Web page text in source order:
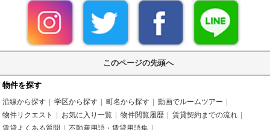
このページの先頭へ
物件を探す
沿線から探す 学区から探す 町名から探す
動画でルームツアー
物件リクエスト
お気に入り一覧 物件閲覧履歴
賃貸契約までの流れ